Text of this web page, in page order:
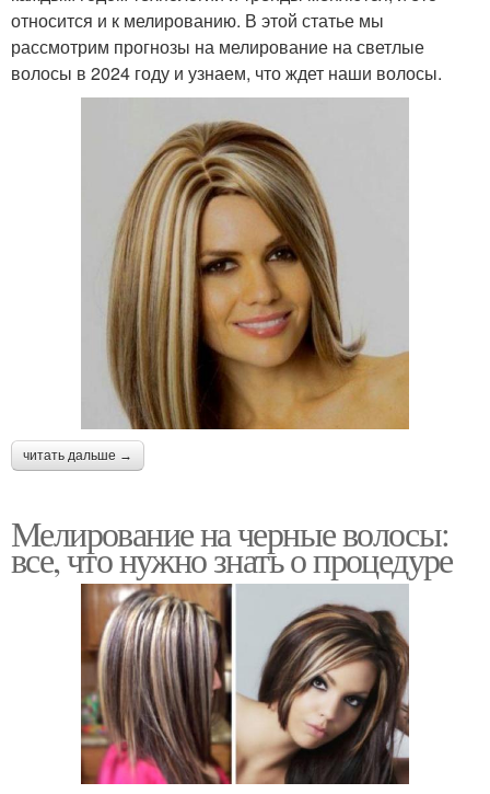
относится и к мелированию. В этой статье мы
рассмотрим прогнозы на мелирование на светлые
волосы в 2024 году и узнаем, что ждет наши волосы.
читать дальше →
Мелирование на черные волосы:
все, что нужно знать о процедуре